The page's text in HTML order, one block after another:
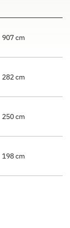
907 cm
282 cm
250 cm
198 cm